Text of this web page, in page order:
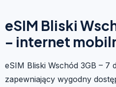
eSIM Bliski
– internet
eSIM Bliski Wschód 3GB –
zapewniający wygodny